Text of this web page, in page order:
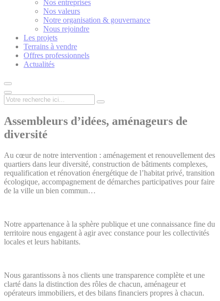
Nos entreprises
Nos valeurs
Notre organisation & gouvernance
Nous rejoindre
Les projets
Terrains à vendre
Offres professionnels
Actualités
Assembleurs d’idées, aménageurs de
diversité
Au cœur de notre intervention : aménagement et renouvellement des
quartiers dans leur diversité, construction de bâtiments complexes,
requalification et rénovation énergétique de l’habitat privé, transition
écologique, accompagnement de démarches participatives pour faire
de la ville un bien commun…
Notre appartenance à la sphère publique et une connaissance fine du
territoire nous engagent à agir avec constance pour les collectivités
locales et leurs habitants.
Nous garantissons à nos clients une transparence complète et une
clarté dans la distinction des rôles de chacun, aménageur et
opérateurs immobiliers, et des bilans financiers propres à chacun.